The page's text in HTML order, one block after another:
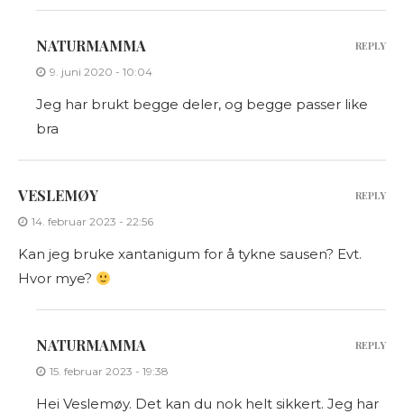
NATURMAMMA
9. juni 2020 - 10:04
Jeg har brukt begge deler, og begge passer like
bra
REPLY
VESLEMØY
14. februar 2023 - 22:56
Kan jeg bruke xantanigum for å tykne sausen? Evt.
Hvor mye?
REPLY
NATURMAMMA
15. februar 2023 - 19:38
Hei Veslemøy. Det kan du nok helt sikkert. Jeg har
REPLY